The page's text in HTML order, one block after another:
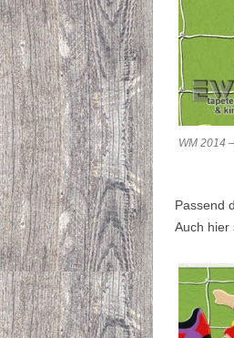
WM 2014
Passend
Auch hier